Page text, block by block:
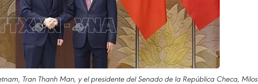
Tran Thanh Man, y el presidente del Senado de la República Checa, Milos